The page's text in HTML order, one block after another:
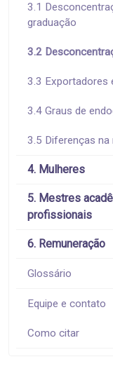
3.1
graduação
3.2
3.3 Exportadores
3.4 Graus de
3.5 Diferenças na
4. Mulheres
5. Mestres
profissionais
6. Remuneração
Glossário
Equipe e contato
Como citar